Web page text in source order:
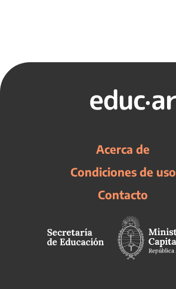
Acerca de
Condiciones de uso
Contacto